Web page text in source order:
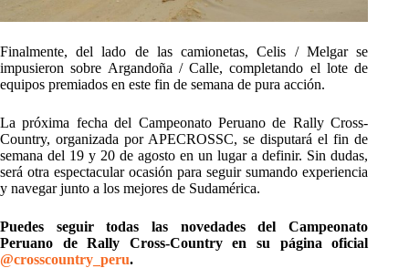
Finalmente, del lado de las camionetas, Celis / Melgar se
impusieron sobre Argandoña / Calle, completando el lote de
equipos premiados en este fin de semana de pura acción.
La próxima fecha del Campeonato Peruano de Rally Cross-
Country, organizada por APECROSSC, se disputará el fin de
semana del 19 y 20 de agosto en un lugar a definir. Sin dudas,
será otra espectacular ocasión para seguir sumando experiencia
y navegar junto a los mejores de Sudamérica.
Puedes seguir todas las novedades del Campeonato
Peruano de Rally Cross-Country en su página oficial
@crosscountry_peru.